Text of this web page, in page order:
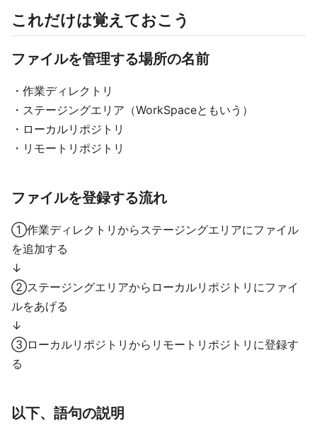
これだけは覚えておこう
ファイルを管理する場所の名前
・作業ディレクトリ
・ステージングエリア（WorkSpaceともいう）
・ローカルリポジトリ
・リモートリポジトリ
ファイルを登録する流れ
①作業ディレクトリからステージングエリアにファイル
を追加する
↓
②ステージングエリアからローカルリポジトリにファイ
ルをあげる
↓
③ローカルリポジトリからリモートリポジトリに登録す
る
以下、語句の説明